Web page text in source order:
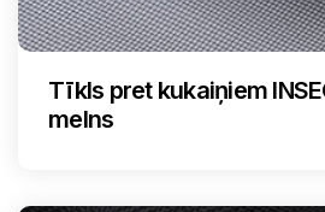
Tīkls pret kukaiņiem
melns